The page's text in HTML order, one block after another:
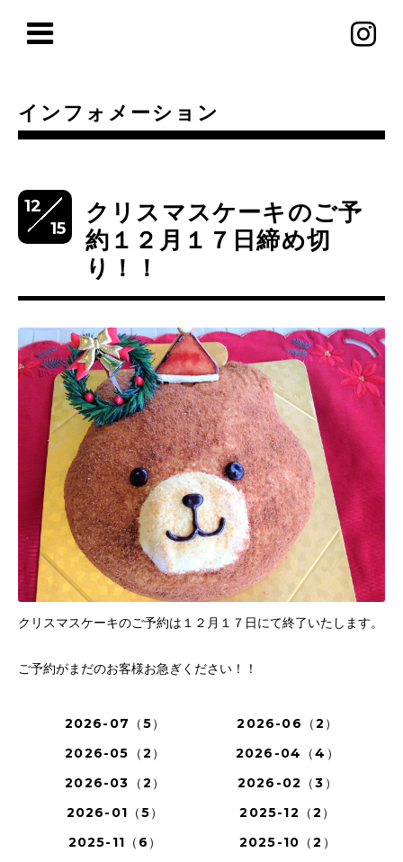
インフォメーション
12
15
クリスマスケーキのご予
約１２月１７日締め切
り！！
クリスマスケーキのご予約は１２月１７日にて終了いたします。
ご予約がまだのお客様お急ぎください！！
2026-07（5）
2026-06（2）
2026-05（2）
2026-04（4）
2026-03（2）
2026-02（3）
2026-01（5）
2025-12（2）
2025-11（6）
2025-10（2）